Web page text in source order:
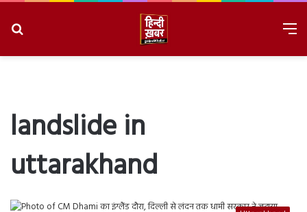
landslide in
uttarakhand